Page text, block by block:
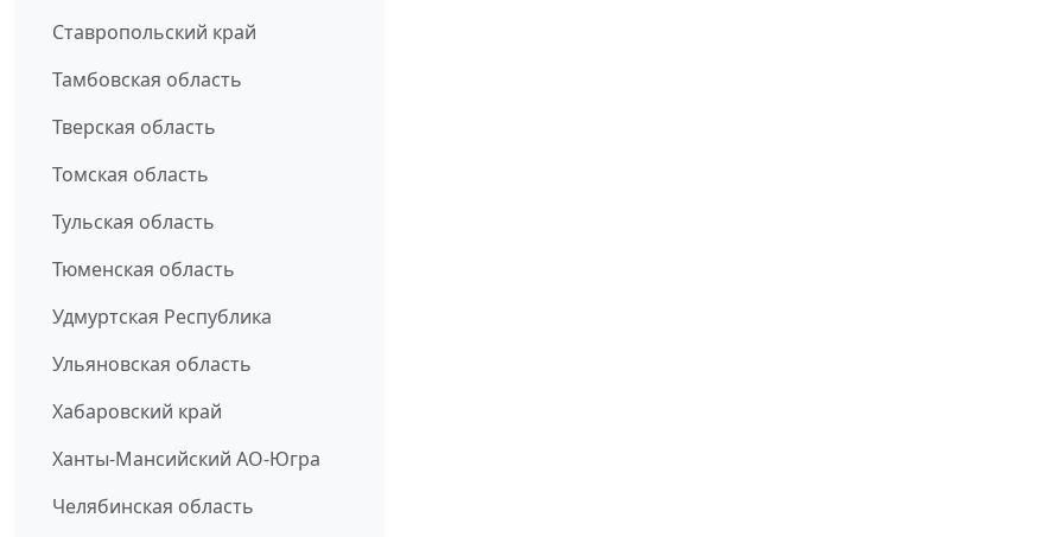
Ставропольский край
Тамбовская область
Тверская область
Томская область
Тульская область
Тюменская область
Удмуртская Республика
Ульяновская область
Хабаровский край
Ханты-Мансийский АО-Югра
Челябинская область